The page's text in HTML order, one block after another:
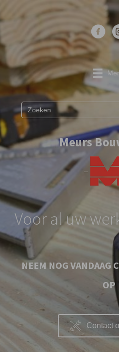
Meurs
Voor al uw
NEEM NOG VANDAAG
OP
Contact